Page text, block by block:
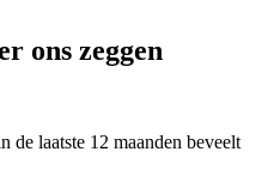
ons zeggen
de laatste 12 maanden beveelt